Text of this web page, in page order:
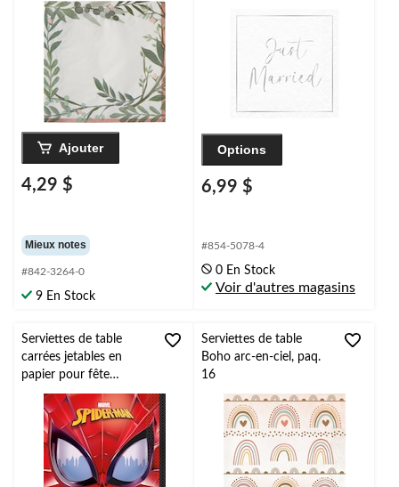
Ajouter
4,29 $
Mieux notes
#842-3264-0
9 En Stock
mariage
Options
6,99 $
#854-5078-4
0 En Stock
Voir d'autres magasins
Serviettes de table
carrées jetables en
papier pour fête
d'anniversaire Disney
Marvel Spider-Man,
rouge/bleu, 6,5 po, paq.
16, 2 épaisseurs
Serviettes de table
Boho arc-en-ciel, paq.
16